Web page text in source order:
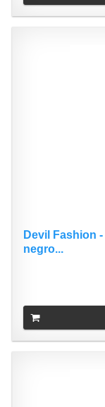
Devil Fashion
negro...